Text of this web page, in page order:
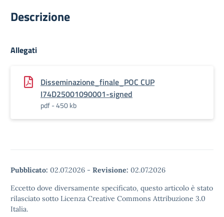
Descrizione
Allegati
Disseminazione_finale_POC CUP
I74D25001090001-signed
pdf - 450 kb
Pubblicato: 02.07.2026 - Revisione: 02.07.2026
Eccetto dove diversamente specificato, questo articolo è stato
rilasciato sotto Licenza Creative Commons Attribuzione 3.0
Italia.